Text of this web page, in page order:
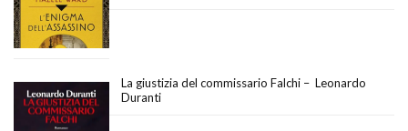
La giustizia del commissario Falchi – Leonardo
Duranti